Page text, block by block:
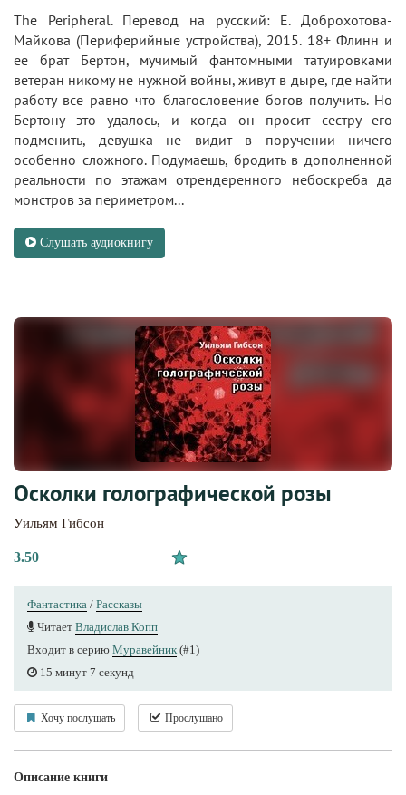
The Peripheral. Перевод на русский: Е. Доброхотова-
Майкова (Периферийные устройства), 2015. 18+ Флинн и
ее брат Бертон, мучимый фантомными татуировками
ветеран никому не нужной войны, живут в дыре, где найти
работу все равно что благословение богов получить. Но
Бертону это удалось, и когда он просит сестру его
подменить, девушка не видит в поручении ничего
особенно сложного. Подумаешь, бродить в дополненной
реальности по этажам отрендеренного небоскреба да
монстров за периметром...
Слушать аудиокнигу
Осколки голографической розы
Уильям Гибсон
3.50
Фантастика / Рассказы
Читает Владислав Копп
Входит в серию Муравейник (#1)
15 минут 7 секунд
Хочу послушать Прослушано
Описание книги